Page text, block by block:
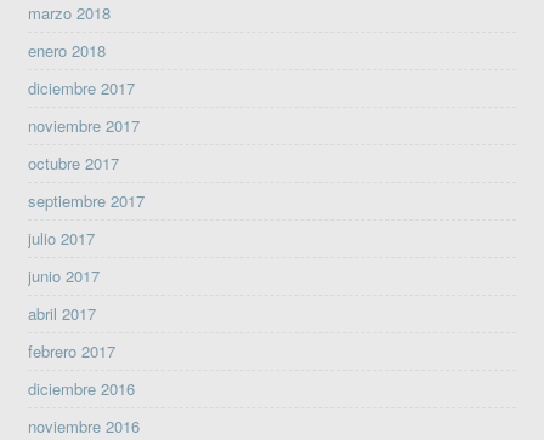
marzo 2018
enero 2018
diciembre 2017
noviembre 2017
octubre 2017
septiembre 2017
julio 2017
junio 2017
abril 2017
febrero 2017
diciembre 2016
noviembre 2016